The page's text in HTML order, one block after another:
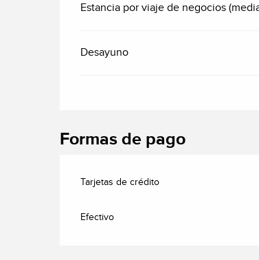
Estancia por viaje de negocios
Desayuno
Formas de pago
Tarjetas de crédito
Efectivo